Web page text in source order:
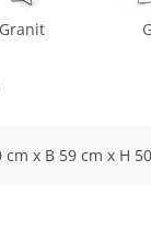
Granit
cm x B 59 cm x H